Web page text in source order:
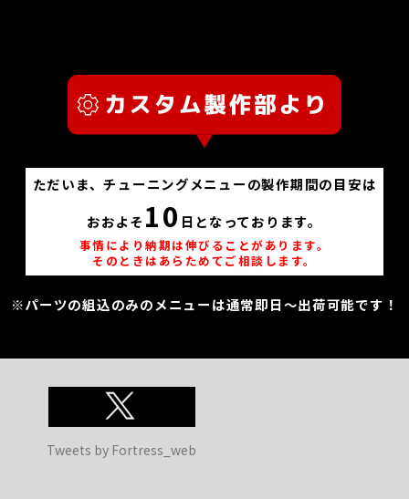
ただいま、チューニングメニューの製作期間の目安は
おおよそ 10 日となっております。
事情により納期は伸びることがあります。
そのときはあらためてご相談します。
※パーツの組込のみのメニューは通常即日～出荷可能です！
Tweets by Fortress_web